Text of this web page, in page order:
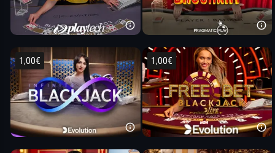
1,00€ 1,00€